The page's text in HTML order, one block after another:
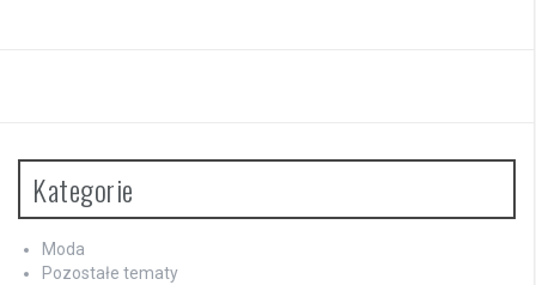
Kategorie
Moda
Pozostałe tematy